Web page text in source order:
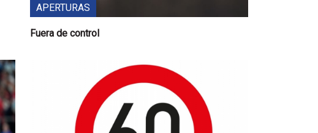
APERTURAS
Fuera de control